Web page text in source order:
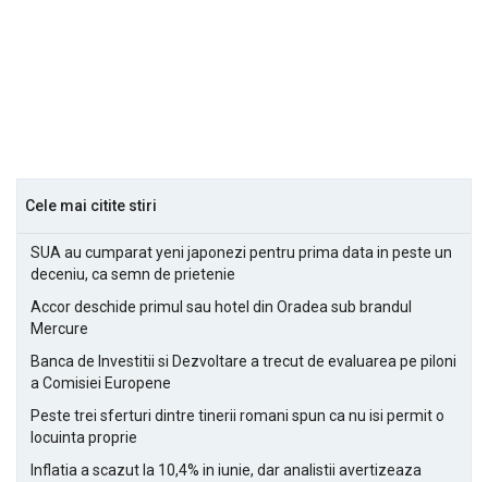
Cele mai citite stiri
SUA au cumparat yeni japonezi pentru prima data in peste un
deceniu, ca semn de prietenie
Accor deschide primul sau hotel din Oradea sub brandul
Mercure
Banca de Investitii si Dezvoltare a trecut de evaluarea pe piloni
a Comisiei Europene
Peste trei sferturi dintre tinerii romani spun ca nu isi permit o
locuinta proprie
Inflatia a scazut la 10,4% in iunie, dar analistii avertizeaza